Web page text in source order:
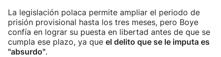
La legislación polaca permite ampliar el periodo de
prisión provisional hasta los tres meses, pero Boye
confía en lograr su puesta en libertad antes de que se
cumpla ese plazo, ya que el delito que se le imputa es
"absurdo".